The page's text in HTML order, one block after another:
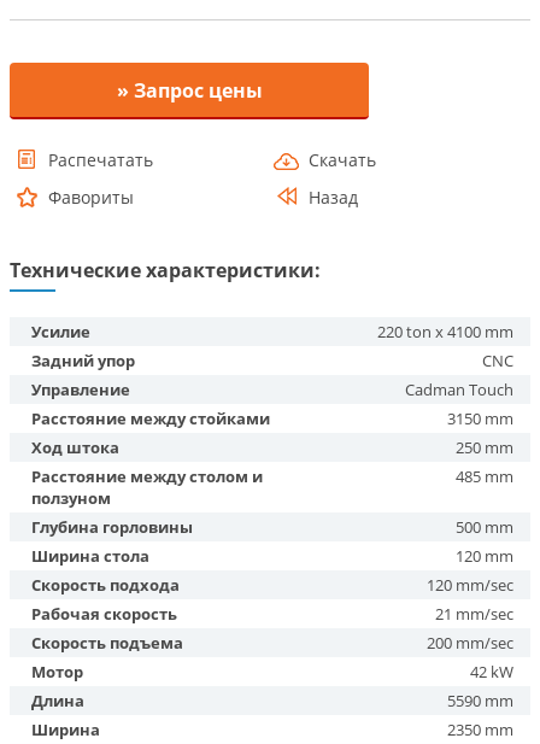
» Запрос цены
Распечатать
Скачать
Фавориты
Назад
Технические характеристики:
Усилие
220 ton x 4100 mm
Задний упор
CNC
Управление
Cadman Touch
Расстояние между стойками
3150 mm
Ход штока
250 mm
Расстояние между столом и
ползуном
485 mm
Глубина горловины
500 mm
Ширина стола
120 mm
Скорость подхода
120 mm/sec
Рабочая скорость
21 mm/sec
Скорость подъема
200 mm/sec
Мотор
42 kW
Длина
5590 mm
Ширина
2350 mm